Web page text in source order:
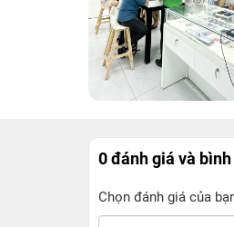
0 đánh giá và
Chọn đánh giá của